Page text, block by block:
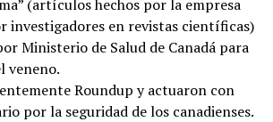
(artículos hechos por la empresa
investigadores en revistas científicas)
Ministerio de Salud de Canadá para
veneno.
Roundup y actuaron con
por la seguridad de los canadienses.